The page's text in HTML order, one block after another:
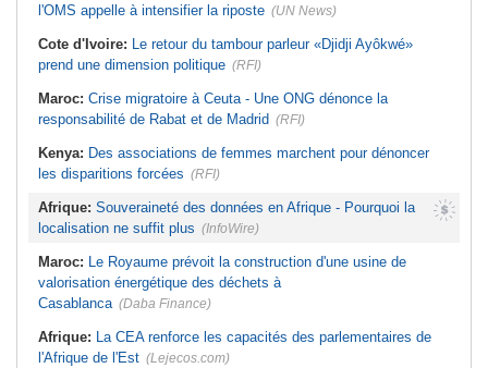
l'OMS appelle à intensifier la riposte (UN News)
Cote d'Ivoire: Le retour du tambour parleur «Djidji Ayôkwé»
prend une dimension politique (RFI)
Maroc: Crise migratoire à Ceuta - Une ONG dénonce la
responsabilité de Rabat et de Madrid (RFI)
Kenya: Des associations de femmes marchent pour dénoncer
les disparitions forcées (RFI)
Afrique: Souveraineté des données en Afrique - Pourquoi la
localisation ne suffit plus (InfoWire)
Maroc: Le Royaume prévoit la construction d'une usine de
valorisation énergétique des déchets à
Casablanca (Daba Finance)
Afrique: La CEA renforce les capacités des parlementaires de
l'Afrique de l'Est (Lejecos.com)